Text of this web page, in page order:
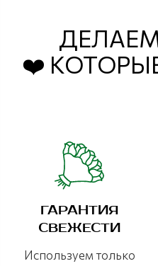
❤️
ГАРАНТИЯ
СВЕЖЕСТИ
Используем только